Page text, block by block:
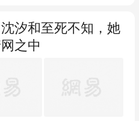
汐和至死不知，她
之中